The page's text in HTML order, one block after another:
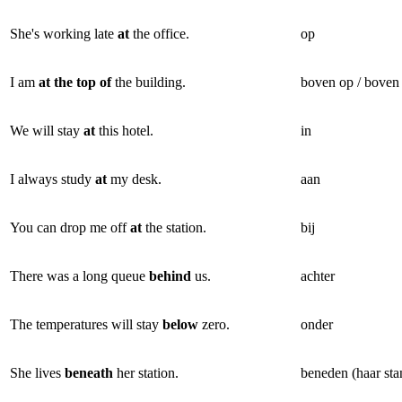
She's working late at the office. op
I am at the top ofthe building. boven op / boven
We will stay at this hotel. in
I always study at my desk. aan
You can drop me offat the station. bij
There was a long queue behind us. achter
The temperatures will stay below zero. onder
She lives beneath her station. beneden (haar